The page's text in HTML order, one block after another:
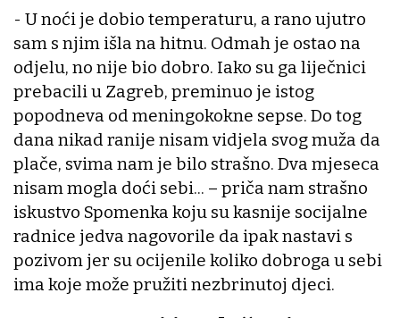
- U noći je dobio temperaturu, a rano ujutro
sam s njim išla na hitnu. Odmah je ostao na
odjelu, no nije bio dobro. Iako su ga liječnici
prebacili u Zagreb, preminuo je istog
popodneva od meningokokne sepse. Do tog
dana nikad ranije nisam vidjela svog muža da
plače, svima nam je bilo strašno. Dva mjeseca
nisam mogla doći sebi... – priča nam strašno
iskustvo Spomenka koju su kasnije socijalne
radnice jedva nagovorile da ipak nastavi s
pozivom jer su ocijenile koliko dobroga u sebi
ima koje može pružiti nezbrinutoj djeci.